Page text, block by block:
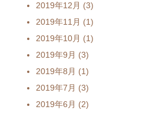
2019年12月 (3)
2019年11月 (1)
2019年10月 (1)
2019年9月 (3)
2019年8月 (1)
2019年7月 (3)
2019年6月 (2)